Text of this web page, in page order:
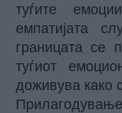
туѓите
емпатијата
границата се
туѓиот
доживува како